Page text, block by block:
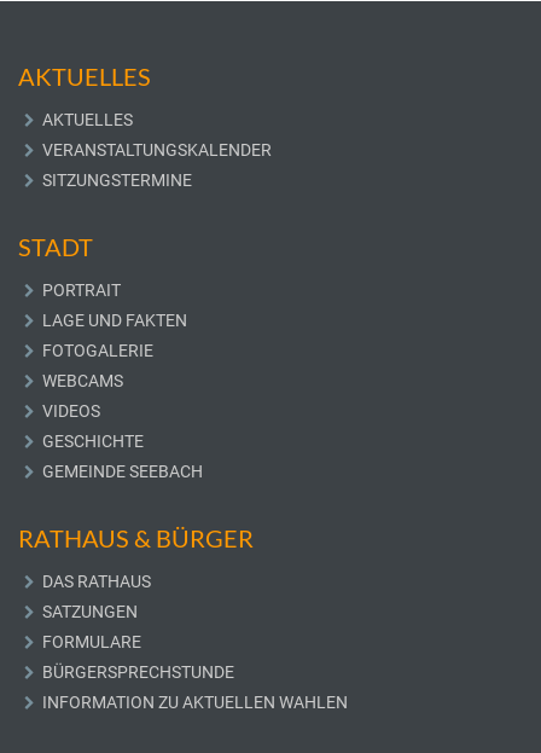
AKTUELLES
AKTUELLES
VERANSTALTUNGSKALENDER
SITZUNGSTERMINE
STADT
PORTRAIT
LAGE UND FAKTEN
FOTOGALERIE
WEBCAMS
VIDEOS
GESCHICHTE
GEMEINDE SEEBACH
RATHAUS & BÜRGER
DAS RATHAUS
SATZUNGEN
FORMULARE
BÜRGERSPRECHSTUNDE
INFORMATION ZU AKTUELLEN WAHLEN